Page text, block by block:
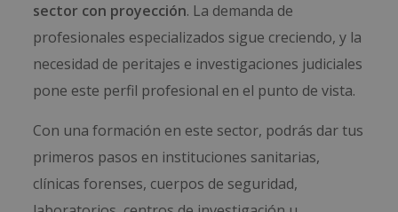
sector con proyección. La demanda de
profesionales especializados sigue creciendo, y la
necesidad de peritajes e investigaciones judiciales
pone este perfil profesional en el punto de vista.
Con una formación en este sector, podrás dar tus
primeros pasos en instituciones sanitarias,
clínicas forenses, cuerpos de seguridad,